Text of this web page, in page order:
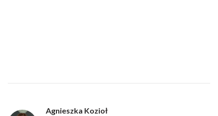
Agnieszka Kozioł